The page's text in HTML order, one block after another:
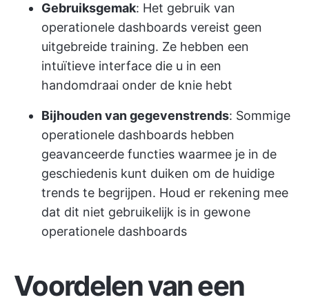
Gebruiksgemak: Het gebruik van
operationele dashboards vereist geen
uitgebreide training. Ze hebben een
intuïtieve interface die u in een
handomdraai onder de knie hebt
Bijhouden van gegevenstrends: Sommige
operationele dashboards hebben
geavanceerde functies waarmee je in de
geschiedenis kunt duiken om de huidige
trends te begrijpen. Houd er rekening mee
dat dit niet gebruikelijk is in gewone
operationele dashboards
Voordelen van een